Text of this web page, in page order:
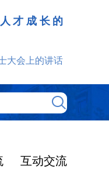
才成长的
大会上的讲话
互动交流